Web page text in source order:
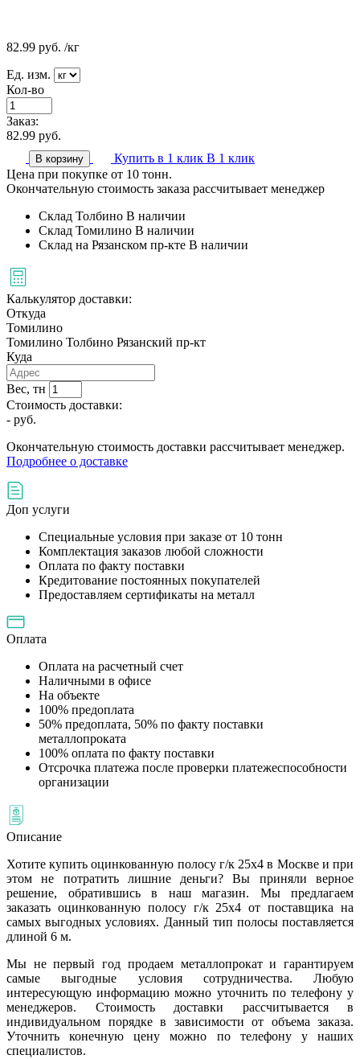
82.99 руб. /кг
Ед. изм.
Кол-во
Заказ:
82.99 руб.
В корзину Купить в 1 клик В 1 клик
Цена при покупке от 10 тонн.
Окончательную стоимость заказа рассчитывает менеджер
Склад Толбино В наличии
Склад Томилино В наличии
Склад на Рязанском пр-кте В наличии
Калькулятор доставки:
Откуда
Томилино
Томилино Толбино Рязанский пр-кт
Куда
Вес, тн
Стоимость доставки:
- руб.
Окончательную стоимость доставки рассчитывает менеджер.
Подробнее о доставке
Доп услуги
Специальные условия при заказе от 10 тонн
Комплектация заказов любой сложности
Оплата по факту поставки
Кредитование постоянных покупателей
Предоставляем сертификаты на металл
Оплата
Оплата на расчетный счет
Наличными в офисе
На объекте
100% предоплата
50% предоплата, 50% по факту поставки
металлопроката
100% оплата по факту поставки
Отсрочка платежа после проверки платежеспособности
организации
Описание
Хотите купить оцинкованную полосу г/к 25х4 в Москве и при
этом не потратить лишние деньги? Вы приняли верное
решение, обратившись в наш магазин. Мы предлагаем
заказать оцинкованную полосу г/к 25х4 от поставщика на
самых выгодных условиях. Данный тип полосы поставляется
длиной 6 м.
Мы не первый год продаем металлопрокат и гарантируем
самые выгодные условия сотрудничества. Любую
интересующую информацию можно уточнить по телефону у
менеджеров. Стоимость доставки рассчитывается в
индивидуальном порядке в зависимости от объема заказа.
Уточнить конечную цену можно по телефону у наших
специалистов.